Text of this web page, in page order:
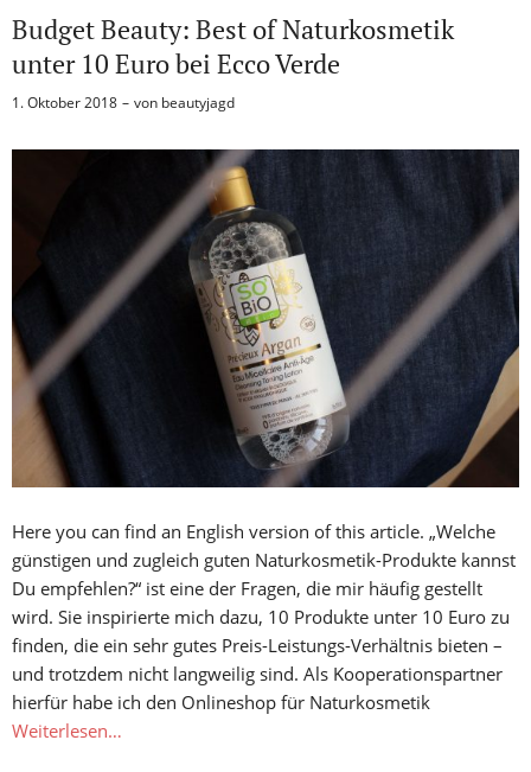
Budget Beauty: Best of Naturkosmetik
unter 10 Euro bei Ecco Verde
1. Oktober 2018 von beautyjagd
Here you can find an English version of this article. „Welche
günstigen und zugleich guten Naturkosmetik-Produkte kannst
Du empfehlen?“ ist eine der Fragen, die mir häufig gestellt
wird. Sie inspirierte mich dazu, 10 Produkte unter 10 Euro zu
finden, die ein sehr gutes Preis-Leistungs-Verhältnis bieten –
und trotzdem nicht langweilig sind. Als Kooperationspartner
hierfür habe ich den Onlineshop für Naturkosmetik
Weiterlesen…